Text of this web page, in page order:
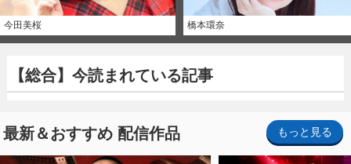
今田美桜 橋本環奈
【総合】今読まれている記事
最新＆おすすめ 配信作品 もっと見る